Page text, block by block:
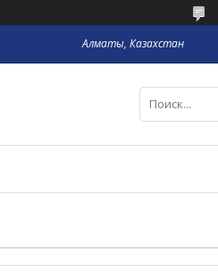
Алматы, Казахстан